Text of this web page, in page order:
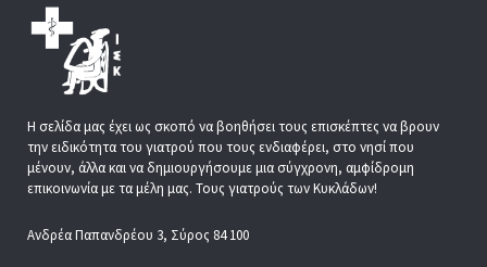
Η σελίδα μας έχει ως σκοπό να βοηθήσει τους επισκέπτες να βρουν
την ειδικότητα του γιατρού που τους ενδιαφέρει, στο νησί που
μένουν, άλλα και να δημιουργήσουμε μια σύγχρονη, αμφίδρομη
επικοινωνία με τα μέλη μας. Τους γιατρούς των Κυκλάδων!
Ανδρέα Παπανδρέου 3, Σύρος 84 100